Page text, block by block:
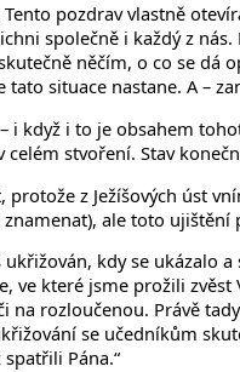
pozdrav vlastně
společně i každý z
něčím, o co se dá
situace nastane. A –
i když i to je obsahem
stvoření. Stav
z Ježíšových úst
ale toto
kdy se
ve které jsme prožili
rozloučenou. Právě
se učedníkům
Pána.“